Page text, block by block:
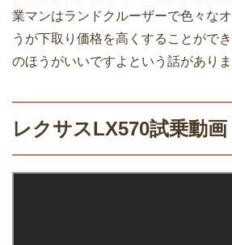
業マンはランドクルーザーで色々な
うが下取り価格を高くすることがで
のほうがいいですよという話がありま
レクサスLX570試乗動画